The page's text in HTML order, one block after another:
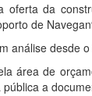
oferta da
de
análise desde
área de
a